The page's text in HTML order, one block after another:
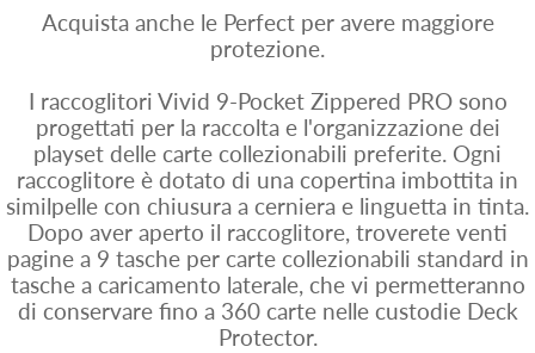
Acquista anche le Perfect per avere maggiore
protezione.
I raccoglitori Vivid 9-Pocket Zippered PRO sono
progettati per la raccolta e l'organizzazione dei
playset delle carte collezionabili preferite. Ogni
raccoglitore è dotato di una copertina imbottita in
similpelle con chiusura a cerniera e linguetta in tinta.
Dopo aver aperto il raccoglitore, troverete venti
pagine a 9 tasche per carte collezionabili standard in
tasche a caricamento laterale, che vi permetteranno
di conservare fino a 360 carte nelle custodie Deck
Protector.